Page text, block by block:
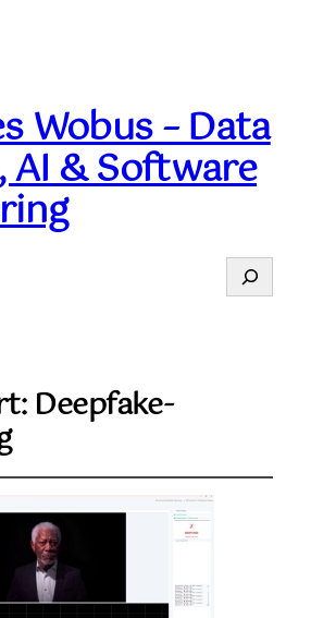
Wobus – Data
AI & Software
Suchen
Deepfake-